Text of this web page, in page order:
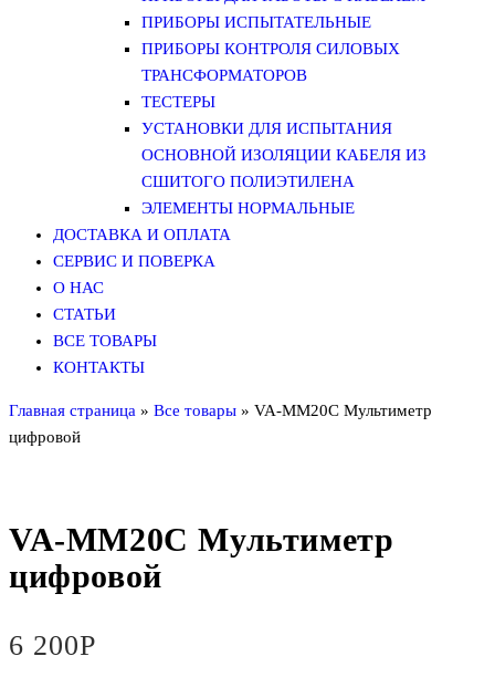
ПРИБОРЫ ИСПЫТАТЕЛЬНЫЕ
ПРИБОРЫ КОНТРОЛЯ СИЛОВЫХ
ТРАНСФОРМАТОРОВ
ТЕСТЕРЫ
УСТАНОВКИ ДЛЯ ИСПЫТАНИЯ
ОСНОВНОЙ ИЗОЛЯЦИИ КАБЕЛЯ ИЗ
СШИТОГО ПОЛИЭТИЛЕНА
ЭЛЕМЕНТЫ НОРМАЛЬНЫЕ
ДОСТАВКА И ОПЛАТА
СЕРВИС И ПОВЕРКА
О НАС
СТАТЬИ
ВСЕ ТОВАРЫ
КОНТАКТЫ
Главная страница » Все товары » VA-MM20С Мультиметр
цифровой
VA-MM20С Мультиметр
цифровой
6 200Р